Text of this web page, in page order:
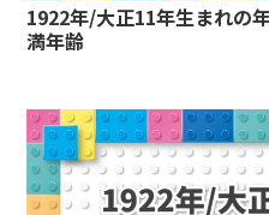
1922年/大正11年生まれの
満年齢